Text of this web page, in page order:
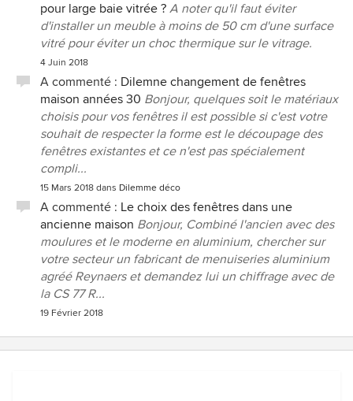
pour large baie vitrée ? A noter qu'il faut éviter
d'installer un meuble à moins de 50 cm d'une surface
vitré pour éviter un choc thermique sur le vitrage.
4 Juin 2018
A commenté : Dilemne changement de fenêtres
maison années 30 Bonjour, quelques soit le matériaux
choisis pour vos fenêtres il est possible si c'est votre
souhait de respecter la forme est le découpage des
fenêtres existantes et ce n'est pas spécialement
compli...
15 Mars 2018 dans Dilemme déco
A commenté : Le choix des fenêtres dans une
ancienne maison Bonjour, Combiné l'ancien avec des
moulures et le moderne en aluminium, chercher sur
votre secteur un fabricant de menuiseries aluminium
agréé Reynaers et demandez lui un chiffrage avec de
la CS 77 R...
19 Février 2018